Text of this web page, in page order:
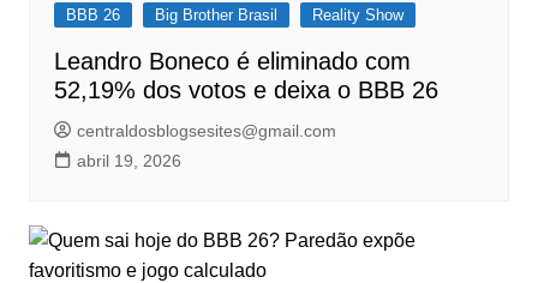
BBB 26 Big Brother Brasil Reality Show
Leandro Boneco é eliminado com
52,19% dos votos e deixa o BBB 26
centraldosblogsesites@gmail.com
abril 19, 2026